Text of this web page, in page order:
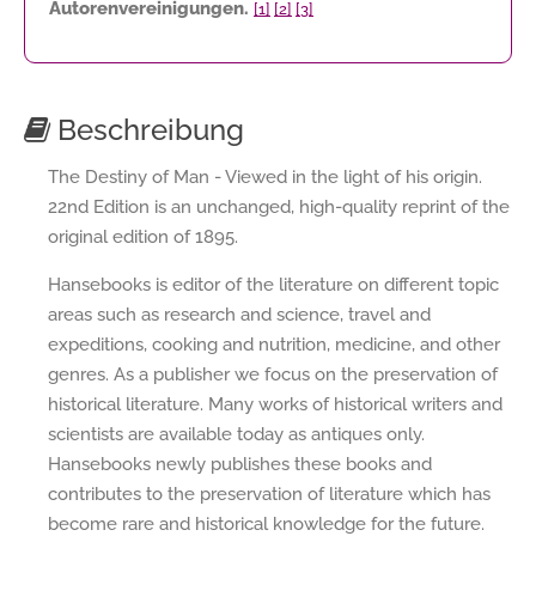
Autorenvereinigungen. [1] [2] [3]
Beschreibung
The Destiny of Man - Viewed in the light of his origin.
22nd Edition is an unchanged, high-quality reprint of the
original edition of 1895.
Hansebooks is editor of the literature on different topic
areas such as research and science, travel and
expeditions, cooking and nutrition, medicine, and other
genres. As a publisher we focus on the preservation of
historical literature. Many works of historical writers and
scientists are available today as antiques only.
Hansebooks newly publishes these books and
contributes to the preservation of literature which has
become rare and historical knowledge for the future.